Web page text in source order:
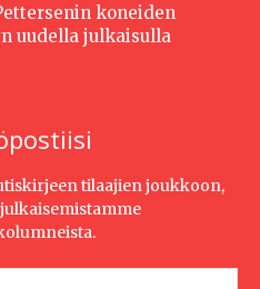
koneiden
uudella julkaisulla
tilaajien joukkoon,